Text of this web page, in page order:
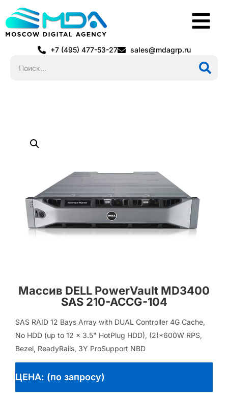
+7 (495) 477-53-27 sales@mdagrp.ru
Массив DELL PowerVault MD3400
SAS 210-ACCG-104
SAS RAID 12 Bays Array with DUAL Controller 4G Cache,
No HDD (up to 12 x 3.5" HotPlug HDD), (2)*600W RPS,
Bezel, ReadyRails, 3Y ProSupport NBD
ЦЕНА: (по запросу)